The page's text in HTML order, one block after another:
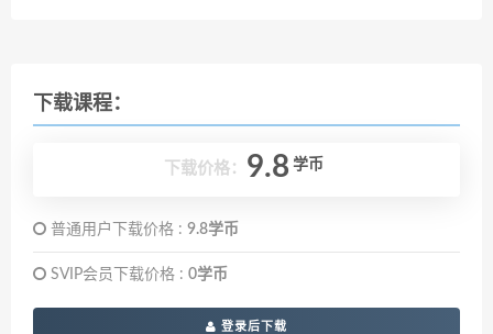
下载课程：
下载价格： 9.8 学币
普通用户下载价格 : 9.8学币
SVIP会员下载价格 : 0学币
登录后下载